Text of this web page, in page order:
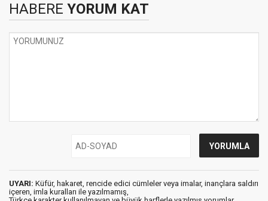
HABERE YORUM KAT
UYARI: Küfür, hakaret, rencide edici cümleler veya imalar, inançlara saldırı
içeren, imla kuralları ile yazılmamış,